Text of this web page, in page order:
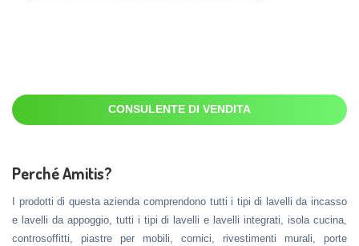
CONSULENTE DI VENDITA
Perché Amitis?
I prodotti di questa azienda comprendono tutti i tipi di lavelli da incasso
e lavelli da appoggio, tutti i tipi di lavelli e lavelli integrati, isola cucina,
controsoffitti, piastre per mobili, cornici, rivestimenti murali, porte